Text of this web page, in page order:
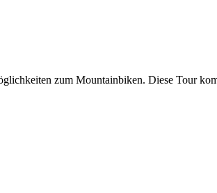
zum Mountainbiken. Diese Tour